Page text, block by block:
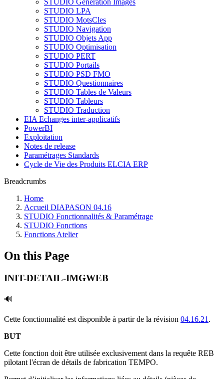
STUDIO Generation Images
STUDIO LPA
STUDIO MotsCles
STUDIO Navigation
STUDIO Objets App
STUDIO Optimisation
STUDIO PERT
STUDIO Portails
STUDIO PSD FMO
STUDIO Questionnaires
STUDIO Tables de Valeurs
STUDIO Tableurs
STUDIO Traduction
EIA Echanges inter-applicatifs
PowerBI
Exploitation
Notes de release
Paramétrages Standards
Cycle de Vie des Produits ELCIA ERP
Breadcrumbs
Home
Accueil DIAPASON 04.16
STUDIO Fonctionnalités & Paramétrage
STUDIO Fonctions
Fonctions Atelier
On this Page
INIT-DETAIL-IMGWEB
🔊
Cette fonctionnalité est disponible à partir de la révision 04.16.21 .
BUT
Cette fonction doit être utilisée exclusivement dans la requête REB
pilotant l'écran de détails de fabrication TEMPO.